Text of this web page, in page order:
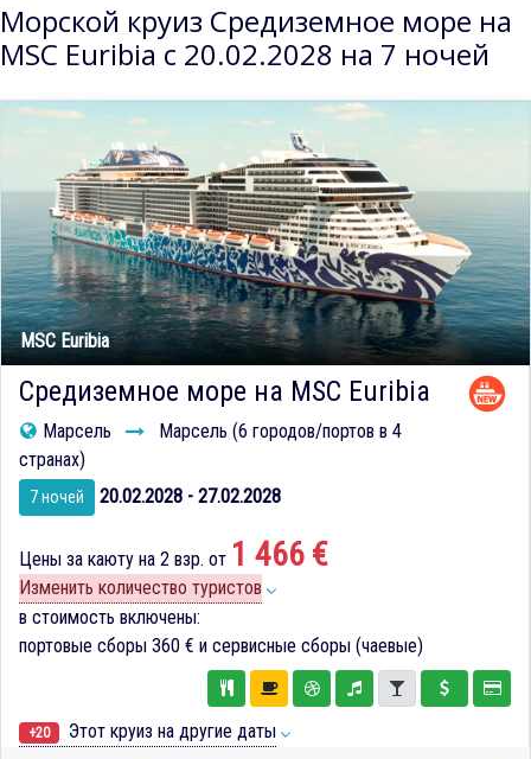
Морской круиз Средиземное море на
MSC Euribia с 20.02.2028 на 7 ночей
MSC Euribia
Средиземное море на MSC Euribia
Марсель
Марсель (6 городов/портов в 4
странах)
7 ночей 20.02.2028 - 27.02.2028
Цены за каюту на 2 взр. от 1 466 €
Изменить количество туристов
в стоимость включены:
портовые сборы 360 € и сервисные сборы (чаевые)
+20 Этот круиз на другие даты